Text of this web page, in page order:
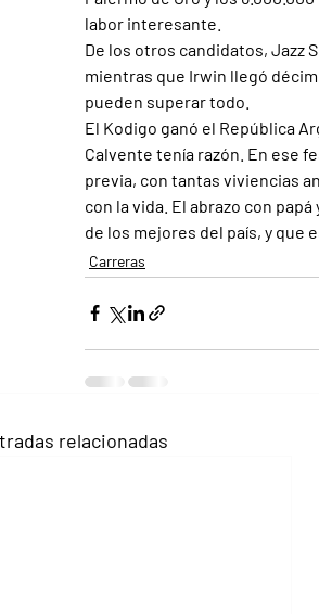
labor interesante.
De los otros candidatos, Jazz
mientras que Irwin llegó
pueden superar todo.
El Kodigo ganó el República
Calvente tenía razón. En ese
previa, con tantas viviencias
con la vida. El abrazo con
de los mejores del país, y que
Carreras
relacionadas